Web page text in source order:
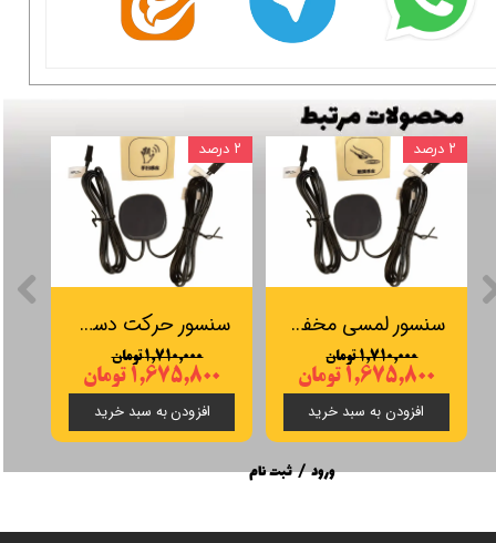
سنسور حرکت دست مخفی SOS مدل LP5032
۱,۷۱۰,۰۰۰ تومان
۱,۶۷۵,۸۰۰ تومان
افزودن به سبد خرید
۲ درصد
سنسور لمسی مخفی دیمردار SOS مدل LP9030
۱,۷۱۰,۰۰۰ تومان
۱,۶۷۵,۸۰۰ تومان
افزودن به سبد خرید
۲ درصد
ورود / ثبت نام